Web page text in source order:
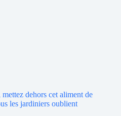
dehors cet aliment de
les jardiniers oublient